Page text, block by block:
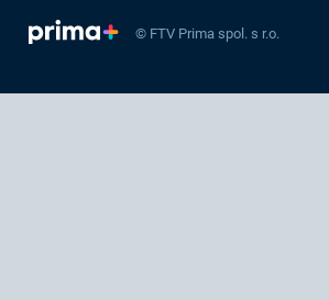
© FTV Prima spol. s r.o.